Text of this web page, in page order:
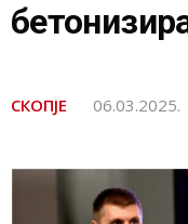
СКОПЈЕ 06.03.2025.